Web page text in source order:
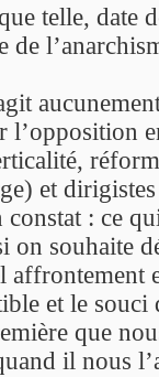
telle, date
de
l’opposition
et
constat : ce
on souhaite
affrontement
et le souci
que
il nous